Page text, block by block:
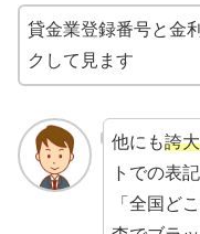
貸金業登録番号と金
クして見ます
他にも誇
トでの表
「全国ど